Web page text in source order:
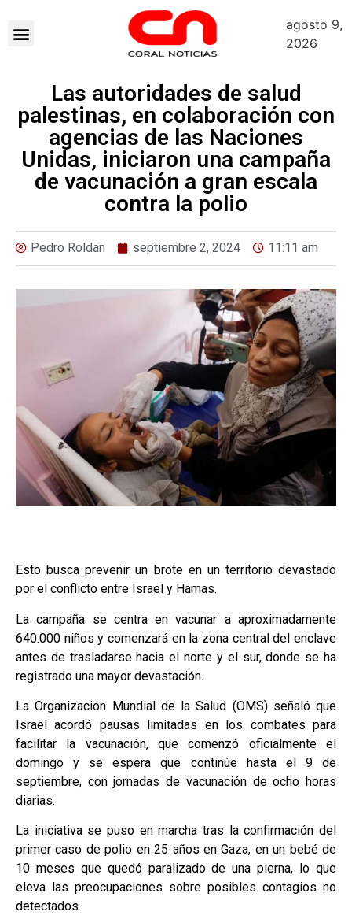
agosto 9,
2026
Las autoridades de salud
palestinas, en colaboración con
agencias de las Naciones
Unidas, iniciaron una campaña
de vacunación a gran escala
contra la polio
Pedro Roldan septiembre 2, 2024 11:11 am
Esto busca prevenir un brote en un territorio devastado
por el conflicto entre Israel y Hamas.
La campaña se centra en vacunar a aproximadamente
640.000 niños y comenzará en la zona central del enclave
antes de trasladarse hacia el norte y el sur, donde se ha
registrado una mayor devastación.
La Organización Mundial de la Salud (OMS) señaló que
Israel acordó pausas limitadas en los combates para
facilitar la vacunación, que comenzó oficialmente el
domingo y se espera que continúe hasta el 9 de
septiembre, con jornadas de vacunación de ocho horas
diarias.
La iniciativa se puso en marcha tras la confirmación del
primer caso de polio en 25 años en Gaza, en un bebé de
10 meses que quedó paralizado de una pierna, lo que
eleva las preocupaciones sobre posibles contagios no
detectados.